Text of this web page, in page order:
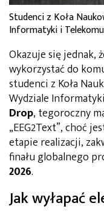
Studenci z Koła
Informatyki i
Okazuje się jednak,
wykorzystać do
studenci z Koła
Wydziale
Drop, tegoroczny
„EEG2Text”, choć
etapie realizacji,
finału globalnego
2026.
Jak wyłapać